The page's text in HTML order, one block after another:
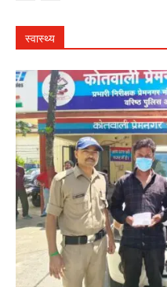
स्वास्थ्य